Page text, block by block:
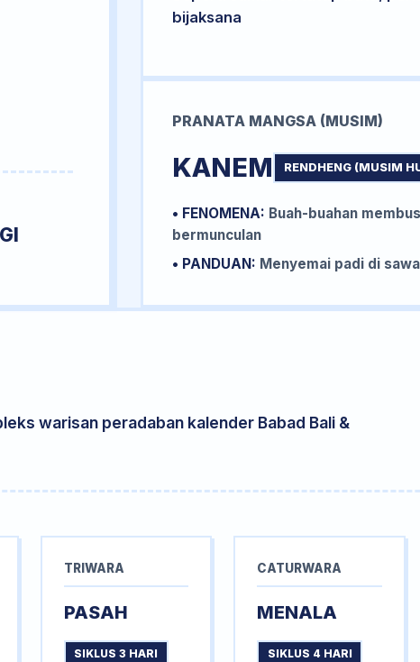
bijaksana
PRANATA MANGSA (MUSIM)
KANEM RENDHENG (MUSIM
• FENOMENA: Buah-buahan
bermunculan
• PANDUAN: Menyemai padi di
warisan peradaban kalender Babad Bali &
TRIWARA
PASAH
SIKLUS 3 HARI
CATURWARA
MENALA
SIKLUS 4 HARI